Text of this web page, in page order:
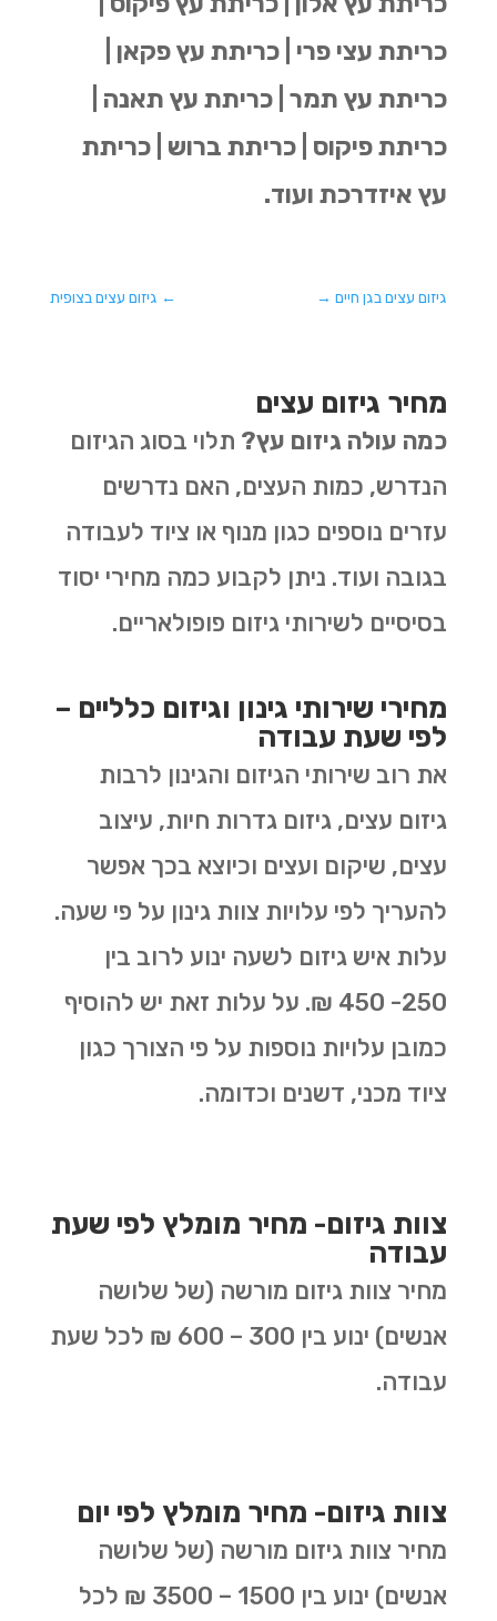
כריתת עצי פרי | כריתת עץ פקאן |
כריתת עץ תמר | כריתת עץ תאנה |
כריתת פיקוס | כריתת ברוש | כריתת
עץ איזדרכת ועוד.
← גיזום עצים בצופית גיזום עצים בגן חיים→
מחיר גיזום עצים
כמה עולה גיזום עץ? תלוי בסוג הגיזום
הנדרש, כמות העצים, האם נדרשים
עזרים נוספים כגון מנוף או ציוד לעבודה
בגובה ועוד. ניתן לקבוע כמה מחירי יסוד
בסיסיים לשירותי גיזום פופולאריים.
מחירי שירותי גינון וגיזום כלליים –
לפי שעת עבודה
את רוב שירותי הגיזום והגינון לרבות
גיזום עצים, גיזום גדרות חיות, עיצוב
עצים, שיקום ועצים וכיוצא בכך אפשר
להעריך לפי עלויות צוות גינון על פי שעה.
עלות איש גיזום לשעה ינוע לרוב בין
250- 450 ₪. על עלות זאת יש להוסיף
כמובן עלויות נוספות על פי הצורך כגון
ציוד מכני, דשנים וכדומה.
צוות גיזום- מחיר מומלץ לפי שעת
עבודה
מחיר צוות גיזום מורשה (של שלושה
אנשים) ינוע בין 300 – 600 ₪ לכל שעת
עבודה.
צוות גיזום- מחיר מומלץ לפי יום
מחיר צוות גיזום מורשה (של שלושה
אנשים) ינוע בין 1500 – 3500 ₪ לכל